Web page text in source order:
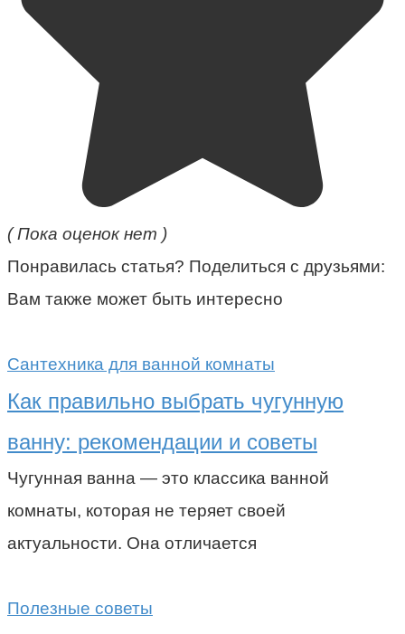
( Пока оценок нет )
Понравилась статья? Поделиться с друзьями:
Вам также может быть интересно
Сантехника для ванной комнаты
Как правильно выбрать чугунную
ванну: рекомендации и советы
Чугунная ванна — это классика ванной
комнаты, которая не теряет своей
актуальности. Она отличается
Полезные советы